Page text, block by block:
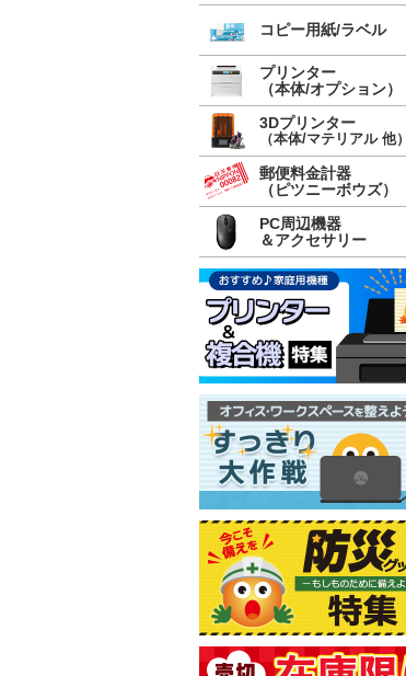
コピー用紙/ラベル
プリンター
（本体/オプション）
3Dプリンター
（本体/マテリアル 他）
郵便料金計器
（ピツニーボウズ）
PC周辺機器
＆アクセサリー